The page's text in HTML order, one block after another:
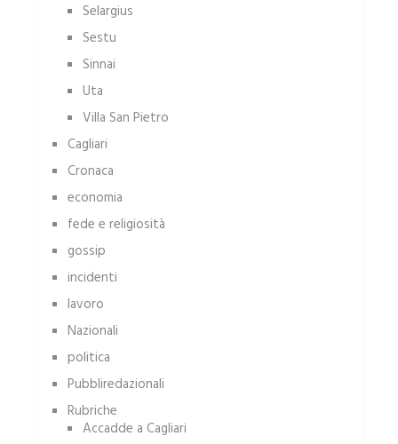
Selargius
Sestu
Sinnai
Uta
Villa San Pietro
Cagliari
Cronaca
economia
fede e religiosità
gossip
incidenti
lavoro
Nazionali
politica
Pubbliredazionali
Rubriche
Accadde a Cagliari